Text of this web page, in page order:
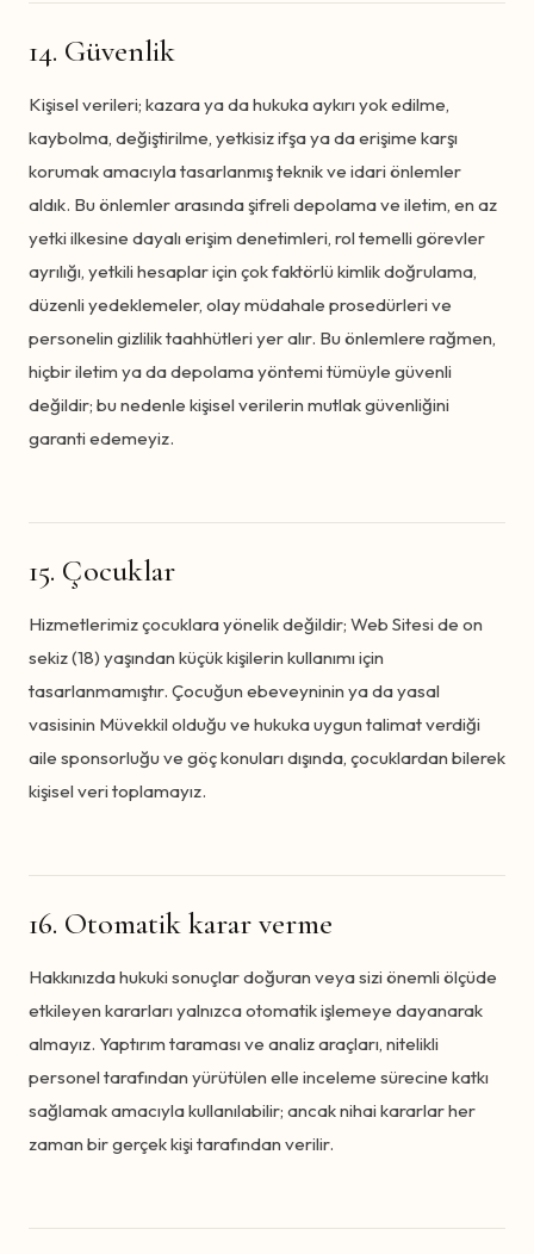
14. Güvenlik
Kişisel verileri; kazara ya da hukuka aykırı yok edilme,
kaybolma, değiştirilme, yetkisiz ifşa ya da erişime karşı
korumak amacıyla tasarlanmış teknik ve idari önlemler
aldık. Bu önlemler arasında şifreli depolama ve iletim, en az
yetki ilkesine dayalı erişim denetimleri, rol temelli görevler
ayrılığı, yetkili hesaplar için çok faktörlü kimlik doğrulama,
düzenli yedeklemeler, olay müdahale prosedürleri ve
personelin gizlilik taahhütleri yer alır. Bu önlemlere rağmen,
hiçbir iletim ya da depolama yöntemi tümüyle güvenli
değildir; bu nedenle kişisel verilerin mutlak güvenliğini
garanti edemeyiz.
15. Çocuklar
Hizmetlerimiz çocuklara yönelik değildir; Web Sitesi de on
sekiz (18) yaşından küçük kişilerin kullanımı için
tasarlanmamıştır. Çocuğun ebeveyninin ya da yasal
vasisinin Müvekkil olduğu ve hukuka uygun talimat verdiği
aile sponsorluğu ve göç konuları dışında, çocuklardan bilerek
kişisel veri toplamayız.
16. Otomatik karar verme
Hakkınızda hukuki sonuçlar doğuran veya sizi önemli ölçüde
etkileyen kararları yalnızca otomatik işlemeye dayanarak
almayız. Yaptırım taraması ve analiz araçları, nitelikli
personel tarafından yürütülen elle inceleme sürecine katkı
sağlamak amacıyla kullanılabilir; ancak nihai kararlar her
zaman bir gerçek kişi tarafından verilir.